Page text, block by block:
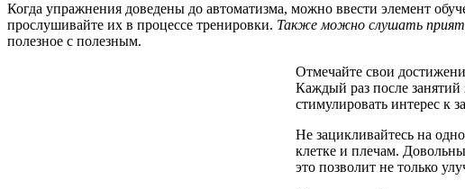
Когда упражнения доведены до автоматизма, можно ввести элемент
прослушивайте их в процессе тренировки. Также можно слушать
полезное с полезным.
Отмечайте свои
Каждый раз после
стимулировать интерес к
Не зацикливайтесь на
клетке и плечам.
это позволит не только